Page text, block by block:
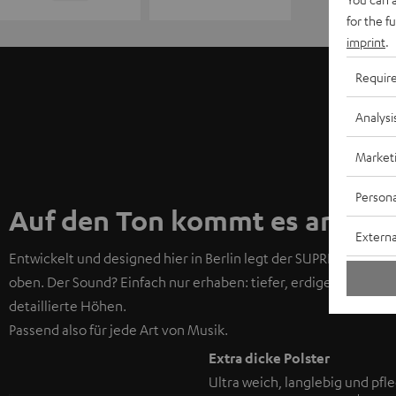
Auf den Ton kommt es an
Entwickelt und designed hier in Berlin legt der SUPREME
oben. Der Sound? Einfach nur erhaben: tiefer, erdiger
detaillierte Höhen.
Passend also für jede Art von Musik.
Extra dicke Polster
Ultra weich, langlebig und
for the
imprint